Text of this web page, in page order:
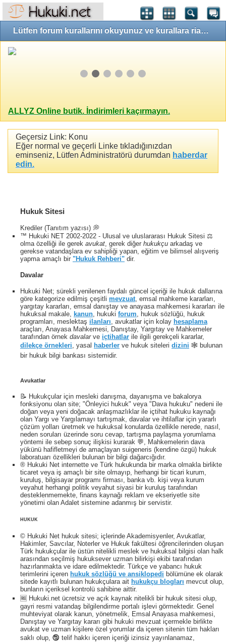
Lütfen forum kurallarını okuyunuz ve kurallara riayet ediniz!
ALLYZ Online butik. İndirimleri kaçırmayın.
Geçersiz Link: Konu
Eğer normal ve geçerli Linke tıkladığınızdan
eminseniz, Lütfen Administratörü durumdan haberdar
edin.
Hukuk Sitesi
Krediler (Tanıtım yazısı) 💭
™ Hukuki NET 2002-2022 - Ulusal ve uluslararası Hukuk Sitesi ⚖️
olma özelliği ile gerek avukat , gerek diğer hukukçu arkadaş ve
gerekse vatandaşlara ev sahipliği yapan, eğitim ve bilimsel alışveriş
yapma amaçlı bir "Hukuk Rehberi" dir.
Davalar
Hukuki Net; sürekli yenilenen faydalı güncel içeriği ile hukuk dallarına
göre kategorize edilmiş çeşitli mevzuat, emsal mahkeme kararları,
yargıtay kararları, emsal danıştay ve anayasa mahkemesi kararları ile
hukuksal makale, kanun, hukuki forum, hukuk sözlüğü, hukuk
programları, meslektaş ilanları, avukatlar için kolay hesaplama
araçları, Anayasa Mahkemesi, Danıştay, Yargıtay ve Mahkemeler
tarafından örnek davalarve içtihatlar ile ilgili gerekçeli kararlar,
dilekçe örnekleri, yasal haberler ve hukuk siteleri dizini 🕸 bulunan
bir hukuk bilgi bankası sistemidir.
Avukatlar
📝 Hukukçular için mesleki danışma, dayanışma ve bakalorya
fonksiyonu olan site; "Önleyici hukuk" veya "Dava hukuku" nedeni ile
doğan veya yeni doğacak anlaşmazlıklar ile içtihat hukuku kaynağı
olan Yargı ve Yargılamayı tartışmak, davalar ve ihtilaflar için yararlı
çözüm yolları üretmek ve hukuksal konularda özellikle nerede, nasıl,
neden soruları üzerinde soru cevap, tartışma paylaşma yorumlama
yöntemi ile sebep sonuç ilişkisi kurarak 💬, Mahkemelerin dava
yükünü hafifletmeyi de amaçlayan suigeneris (kendine özgü) hukuk
laboratuarı özellikleri bulunan bir bilgi dağarcığıdır.
® Hukuki Net internette ve Türk hukukunda bir marka olmakla birlikte
ticaret veya iş amaçlı bir site olmayıp, herhangi bir ticari kurum,
kuruluş, bilgisayar programı firması, banka vb. kişi veya kurum
veyahut herhangi politik veyahut siyasi bir kuruluş tarafından
desteklenmemekte, finans kaynağı reklam ve ekseriyetle site
yönetimi olan Adalet sistemine adanmış bir servistir.
HUKUK
© Hukuki Net hukuk sitesi; içlerinde Akademisyenler, Avukatlar,
Hakimler, Savcılar, Noterler ve Hukuk fakültesi öğrencilerinden oluşan
Türk hukukçular ile üstün nitelikli meslek ve hukuksal bilgisi olan halk
arasından seçilmiş hukuksever uzman bilirkişi ekibi tarafından
hazırlanmakta ve idare edilmektedir. Türkçe ve yabancı hukuk
terimlerini içeren hukuk sözlüğü ve ansiklopedi bölümüne ek olarak
sitede kayıtlı bulunan hukukçulara ait hukukçu blogları mevcut olup,
bunların içeriksel kontrolü sahibine aittir.
🆓 Hukuki.net ücretsiz ve açık kaynak nitelikli bir hukuk sitesi olup,
gayri resmi vatandaş bilgilendirme portalı işlevi görmektedir. Genel
muhteviyat olarak kanun, yönetmelik, Emsal Anayasa mahkemesi,
Danıştay ve Yargıtay kararı gibi hukuki mevzuat içermekle birlikte
avukat ve uzman kişilere özel yorumlar da içeren sitenin tüm hakları
saklı olup, 🕲 telif hakkı içeren içeriği izinsiz yayınlanamaz,